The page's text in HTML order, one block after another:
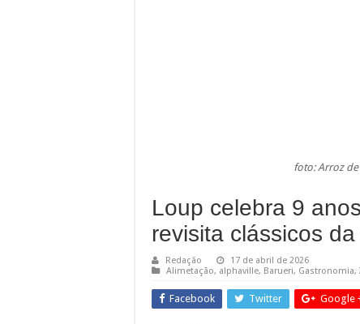
foto: Arroz
Loup celebra 9
revisita clássicos
Redação
17 de abril de 2026
Alimetação, alphaville, Barueri, Gastronomia,
Facebook Twitter Google